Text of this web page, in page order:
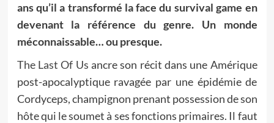
ans qu’il a transformé la face du survival game en
devenant la référence du genre. Un monde
méconnaissable… ou presque.
The Last Of Us ancre son récit dans une Amérique
post-apocalyptique ravagée par une épidémie de
Cordyceps, champignon prenant possession de son
hôte qui le soumet à ses fonctions primaires. Il faut